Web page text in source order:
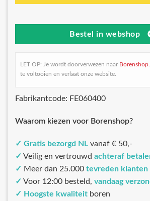
Bestel in webshop
LET OP: Je wordt doorverwezen naar
te voltooien en verlaat onze website.
Fabrikantcode: FE060400
Waarom kiezen voor Borenshop?
✓ Gratis bezorgd NL vanaf € 50,-
✓ Veilig en vertrouwd achteraf
✓ Meer dan 25.000 tevreden klanten
✓ Voor 12:00 besteld, vandaag
✓ Hoogste kwaliteit boren